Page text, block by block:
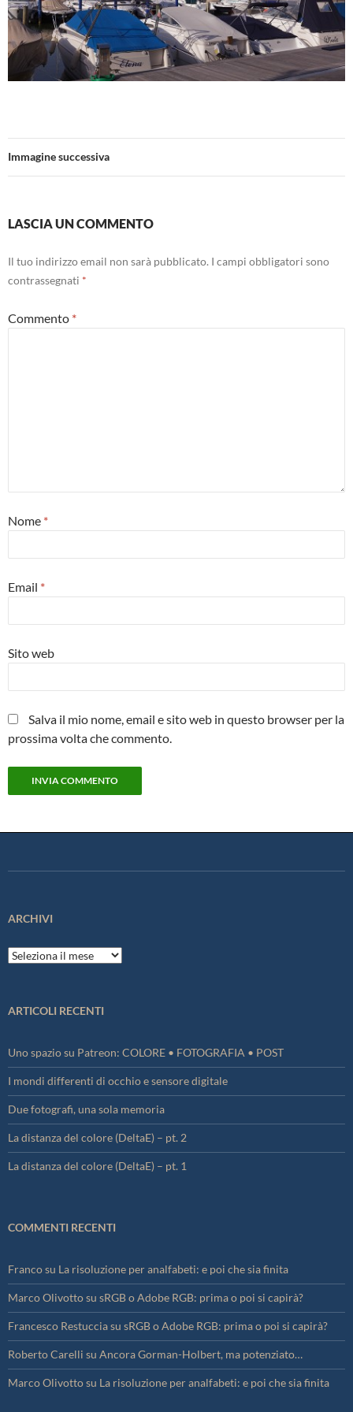
Immagine successiva
LASCIA UN COMMENTO
Il tuo indirizzo email non sarà pubblicato. I campi obbligatori sono
contrassegnati *
Commento *
Nome *
Email *
Sito web
Salva il mio nome, email e sito web in questo browser per la
prossima volta che commento.
ARCHIVI
Archivi
ARTICOLI RECENTI
Uno spazio su Patreon: COLORE • FOTOGRAFIA • POST
I mondi differenti di occhio e sensore digitale
Due fotografi, una sola memoria
La distanza del colore (DeltaE) – pt. 2
La distanza del colore (DeltaE) – pt. 1
COMMENTI RECENTI
Francosu La risoluzione per analfabeti: e poi che sia finita
Marco Olivottosu sRGB o Adobe RGB: prima o poi si capirà?
Francesco Restucciasu sRGB o Adobe RGB: prima o poi si capirà?
Roberto Carelli su Ancora Gorman-Holbert, ma potenziato…
Marco Olivottosu La risoluzione per analfabeti: e poi che sia finita